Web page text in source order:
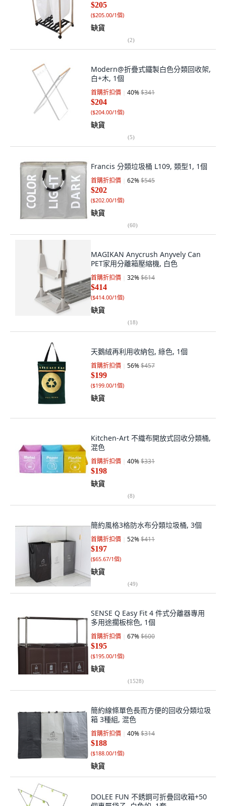
$205
($205.00/1個)
缺貨
(2)
Modern@折疊式鐵製白色分類回收架,
白+木, 1個
首購折扣價 40%$341
$204
($204.00/1個)
缺貨
(5)
Francis 分類垃圾桶 L109, 類型1, 1個
首購折扣價 62%$545
$202
($202.00/1個)
缺貨
(60)
MAGIKAN Anycrush Anyvely Can
PET家用分離箱壓縮機, 白色
首購折扣價 32%$614
$414
($414.00/1個)
缺貨
(18)
天鵝絨再利用收納包, 綠色, 1個
首購折扣價 56%$457
$199
($199.00/1個)
缺貨
Kitchen-Art 不織布開放式回收分類桶,
混色
首購折扣價 40%$331
$198
缺貨
(8)
簡約風格3格防水布分類垃圾桶, 3個
首購折扣價 52%$411
$197
($65.67/1個)
缺貨
(49)
SENSE Q Easy Fit 4 件式分離器專用
多用途擱板棕色, 1個
首購折扣價 67%$600
$195
($195.00/1個)
缺貨
(1528)
簡約線條單色長而方便的回收分類垃圾
箱 3種組, 混色
首購折扣價 40%$314
$188
($188.00/1個)
缺貨
DOLEE FUN 不銹鋼可折疊回收箱+50